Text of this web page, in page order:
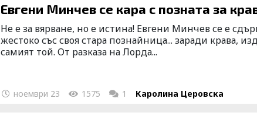
Евгени Минчев се кара с позната за
Не е за вярване, но е истина! Евгени Минчев се е
жестоко със своя стара познайница... заради крава,
самият той. От разказа на Лорда...
ноември 23 1575 1 Каролина Церовска